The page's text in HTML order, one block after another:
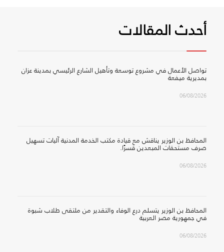
أحدث المقالات
تواصل الأعمال في مشروع توسعة وتأهيل الشارع الرئيسي بمدينة عزان
بمديرية ميفعة
06/08/2026
المحافظ بن الوزير يناقش مع قيادة مكتب الخدمة المدنية آليات تسهيل
صرف مستحقات المبعدين قسرًا.
06/08/2026
المحافظ بن الوزير يتسلم درع الوفاء والتقدير من ملتقى طلاب شبوة
في جمهورية مصر العربية
06/08/2026